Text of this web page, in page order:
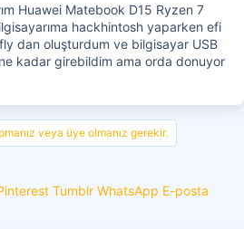
Huawei Matebook D15 Ryzen 7
hackhintosh yaparken efi
dan oluşturdum ve bilgisayar USB
kadar girebildim ama orda donuyor
veya üye olmanız gerekir.
Tumblr WhatsApp E-posta